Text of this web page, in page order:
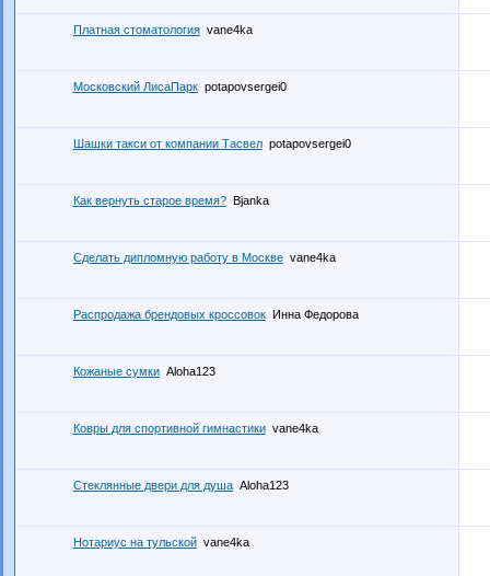
Платная стоматология vane4ka
Московский ЛисаПарк potapovsergei0
Шашки такси от компании Тасвел potapovsergei0
Как вернуть старое время? Bjanka
Сделать дипломную работу в Москве vane4ka
Распродажа брендовых кроссовок Инна Федорова
Кожаные сумки Aloha123
Ковры для спортивной гимнастики vane4ka
Стеклянные двери для душа Aloha123
Нотариус на тульской vane4ka